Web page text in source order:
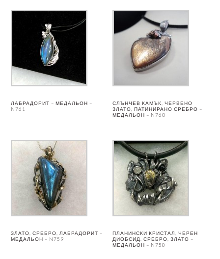
ЛАБРАДОРИТ – МЕДАЛЬОН –
N761
СЛЪНЧЕВ КАМЪК, ЧЕРВЕНО
ЗЛАТО, ПАТИНИРАНО СРЕБРО –
МЕДАЛЬОН – N760
ЗЛАТО, СРЕБРО, ЛАБРАДОРИТ –
МЕДАЛЬОН – N759
ПЛАНИНСКИ КРИСТАЛ, ЧЕРЕН
ДИОБСИД, СРЕБРО, ЗЛАТО –
МЕДАЛЬОН – N758